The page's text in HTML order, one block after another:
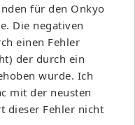
für den Onkyo
Die negativen
einen Fehler
der durch ein
wurde. Ich
mit der neusten
dieser Fehler nicht